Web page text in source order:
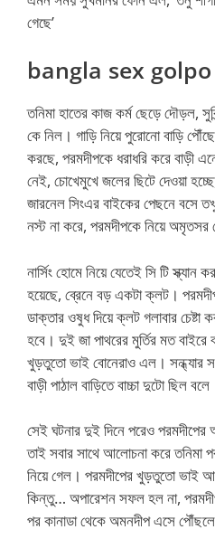
গেছে’
bangla sex golpo
তনিমা হাতের কাজ কর্ম ছেড়ে দৌড়ল,
কে নিল। গাড়ি নিয়ে পুরোনো বাড়ি
করছে, পরমদীপকে ধরাধরি করে বাড়ী
নেই, চোখেমুখে জলের ছিটে দেওয়া
জারনেল সিংএর বাইকের পেছনে বসে
নস্ট না করে, পরমদীপকে নিয়ে
নার্সিং হোমে নিয়ে যেতেই সি টি
হয়েছে, ব্রেনে বড় একটা ক্লট।
ডাক্তার ওষুধ দিয়ে ক্লট গলাবার
হবে। দুই জা পাথরের মুর্তির মত
খুড়তুতো ভাই বোনেরাও এল। সন্ধ্যার
বাড়ী পাঠাল বাড়িতে বাচ্চা দুটো
সেই ঘটনার দুই দিনে পরেও
তাই সবার সাথে আলোচনা করে তনিমা
নিয়ে গেল। পরমদীপের খুড়তুতো ভাই
কিন্তু… অপারেশন সফল হল না,
পর কানাডা থেকে অমনদীপ এসে